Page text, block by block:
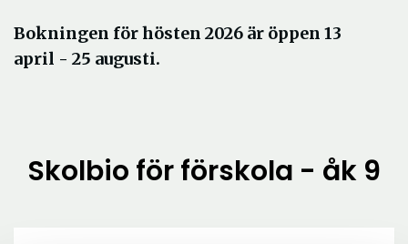
Bokningen för hösten 2026 är öppen 13
april - 25 augusti.
Skolbio för förskola - åk 9